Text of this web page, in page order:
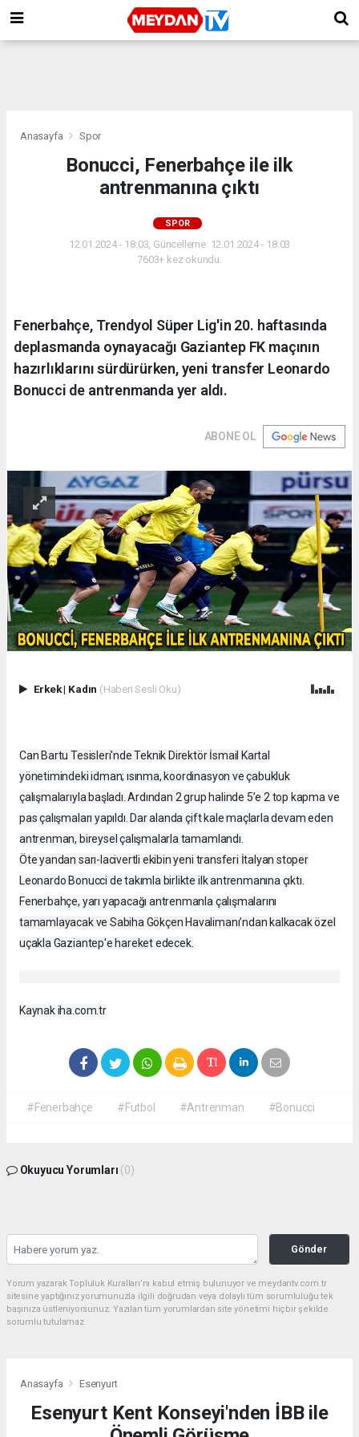
Anasayfa Spor
Bonucci, Fenerbahçe ile ilk
antrenmanına çıktı
SPOR
12.01.2024 - 18:03, Güncelleme: 12.01.2024 - 18:03
7603+ kez okundu.
Fenerbahçe, Trendyol Süper Lig'in 20. haftasında
deplasmanda oynayacağı Gaziantep FK maçının
hazırlıklarını sürdürürken, yeni transfer Leonardo
Bonucci de antrenmanda yer aldı.
ABONE OL
Erkek| Kadın (Haberi Sesli Oku)
Can Bartu Tesisleri'nde Teknik Direktör İsmail Kartal
yönetimindeki idman; ısınma, koordinasyon ve çabukluk
çalışmalarıyla başladı. Ardından 2 grup halinde 5’e 2 top kapma ve
pas çalışmaları yapıldı. Dar alanda çift kale maçlarla devam eden
antrenman, bireysel çalışmalarla tamamlandı.
Öte yandan sarı-lacivertli ekibin yeni transferi İtalyan stoper
Leonardo Bonucci de takımla birlikte ilk antrenmanına çıktı.
Fenerbahçe, yarı yapacağı antrenmanla çalışmalarını
tamamlayacak ve Sabiha Gökçen Havalimanı’ndan kalkacak özel
uçakla Gaziantep'e hareket edecek.
Kaynak iha.com.tr
#Fenerbahçe #Futbol #Antrenman #Bonucci
Okuyucu Yorumları (0)
Gönder
Yorum yazarak Topluluk Kuralları’nı kabul etmiş bulunuyor ve meydantv.com.tr
sitesine yaptığınız yorumunuzla ilgili doğrudan veya dolaylı tüm sorumluluğu tek
başınıza üstleniyorsunuz. Yazılan tüm yorumlardan site yönetimi hiçbir şekilde
sorumlu tutulamaz.
Anasayfa Esenyurt
Esenyurt Kent Konseyi'nden İBB ile